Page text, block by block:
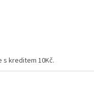
s kreditem 10Kč.